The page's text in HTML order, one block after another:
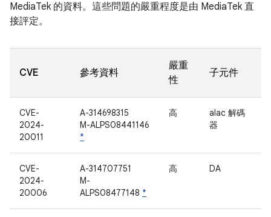
MediaTek 的資料。這些問題的嚴重程度是由 MediaTek 直
接評定。
CVE 參考資料
嚴重
性
子元件
CVE-
2024-
20011
A-314698315
M-ALPS08441146
*
高
alac 解碼
器
CVE-
2024-
20006
A-314707751
M-
ALPS08477148 *
高 DA